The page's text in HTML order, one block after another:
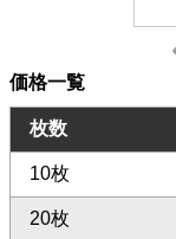
価格一覧
枚数
10枚
20枚